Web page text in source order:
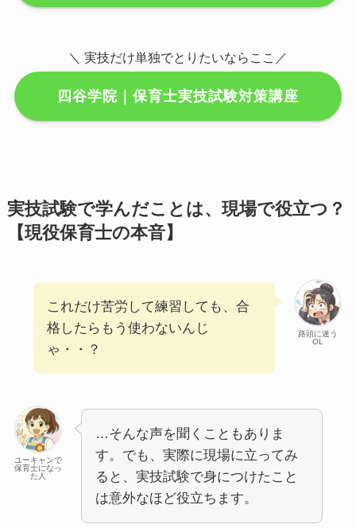
＼ 実技だけ単独でとりたいならここ／
四谷学院｜保育士実技試験対策講座
実技試験で学んだことは、現場で役立つ？
【現役保育士の本音】
路頭に迷う
OL
これだけ苦労して練習しても、合
格したらもう使わないんじ
ゃ・・？
ユーキャンで
保育士になっ
た人
…そんな声を聞くこともありま
す。でも、実際に現場に立ってみ
ると、実技試験で身につけたこと
は意外なほど役立ちます。